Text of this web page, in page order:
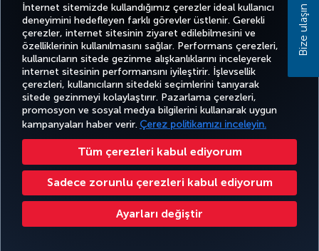
İnternet sitemizde kullandığımız çerezler ideal kullanıcı
deneyimini hedefleyen farklı görevler üstlenir. Gerekli
çerezler, internet sitesinin ziyaret edilebilmesini ve
özelliklerinin kullanılmasını sağlar. Performans çerezleri,
kullanıcıların sitede gezinme alışkanlıklarını inceleyerek
internet sitesinin performansını iyileştirir. İşlevsellik
çerezleri, kullanıcıların sitedeki seçimlerini tanıyarak
sitede gezinmeyi kolaylaştırır. Pazarlama çerezleri,
promosyon ve sosyal medya bilgilerini kullanarak uygun
kampanyaları haber verir. Çerez politikamızı inceleyin.
Tüm çerezleri kabul ediyorum
Sadece zorunlu çerezleri kabul ediyorum
Ayarları değiştir
TwitterFacebook
Instagram
YoutubeLinkedIn
TiktokBlogPinterest
BİLET
AL VE
YÖNET
DENEYİM
FIRSATLAR
VE UÇUŞ
NOKTALARI
YARDIM MILES&SMILES
Bilgi Toplumu Hizmetleri Erişilebilirlik Gizlilik ve Çerez Politikası Yasal Uyarı Yolcu Hakları
Çerez Ayarlarını Değiştir
Türk Hava Yolları A.O. Her hakkı saklıdır. © 1996 - 2026
Bize ulaşın